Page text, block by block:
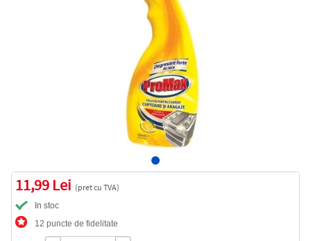
11,99 Lei (pret cu TVA)
In stoc
12 puncte de fidelitate